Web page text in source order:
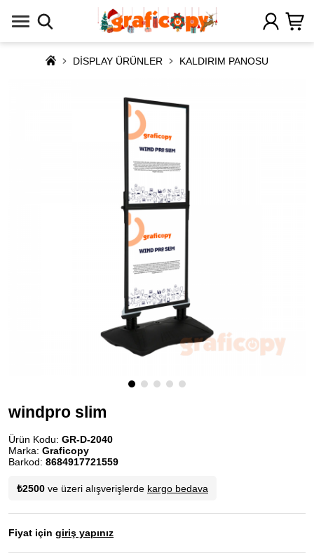
DİSPLAY ÜRÜNLER KALDIRIM PANOSU
windpro slim
Ürün Kodu: GR-D-2040
Marka: Graficopy
Barkod: 8684917721559
₺2500 ve üzeri alışverişlerde kargo bedava
Fiyat için giriş yapınız